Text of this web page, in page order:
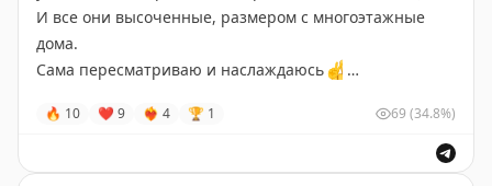
И все они высоченные, размером с многоэтажные
дома.
Сама пересматриваю и наслаждаюсь✌️
#Сахара
#пески
🔥 10 ❤ 9 ❤‍🔥 4 🏆 1 69 (34.8%)